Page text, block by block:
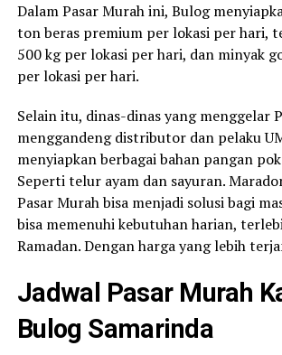
Dalam Pasar Murah ini, Bulog
ton beras premium per lokasi per hari,
500 kg per lokasi per hari, dan minyak
per lokasi per hari.
Selain itu, dinas-dinas yang menggelar
menggandeng distributor dan pelaku
menyiapkan berbagai bahan pangan
Seperti telur ayam dan sayuran.
Pasar Murah bisa menjadi solusi bagi
bisa memenuhi kebutuhan harian,
Ramadan. Dengan harga yang lebih
Jadwal Pasar Murah
Bulog Samarinda